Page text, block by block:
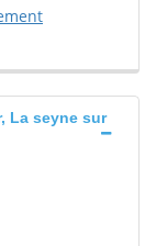
La seyne sur